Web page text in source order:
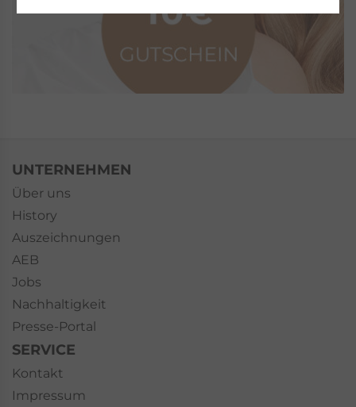
UNTERNEHMEN
Über uns
History
Auszeichnungen
AEB
Jobs
Nachhaltigkeit
Presse-Portal
SERVICE
Kontakt
Impressum